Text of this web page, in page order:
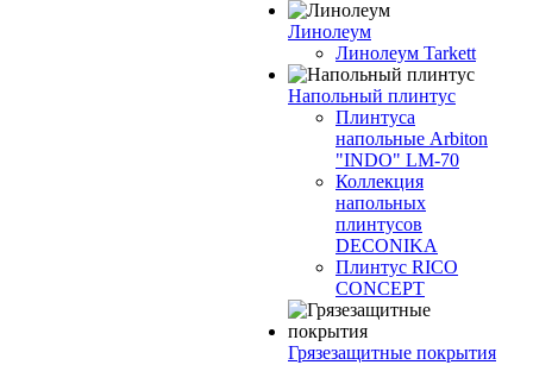
Линолеум
Линолеум Tarkett
Напольный плинтус
Плинтуса
напольные Arbiton
"INDO" LM-70
Коллекция
напольных
плинтусов
DECONIKA
Плинтус RICO
CONCEPT
Грязезащитные покрытия